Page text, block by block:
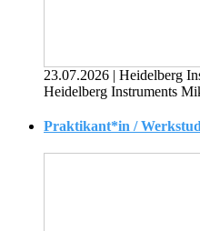
23.07.2026 | Heidelberg
Heidelberg Instruments
Praktikant*in /